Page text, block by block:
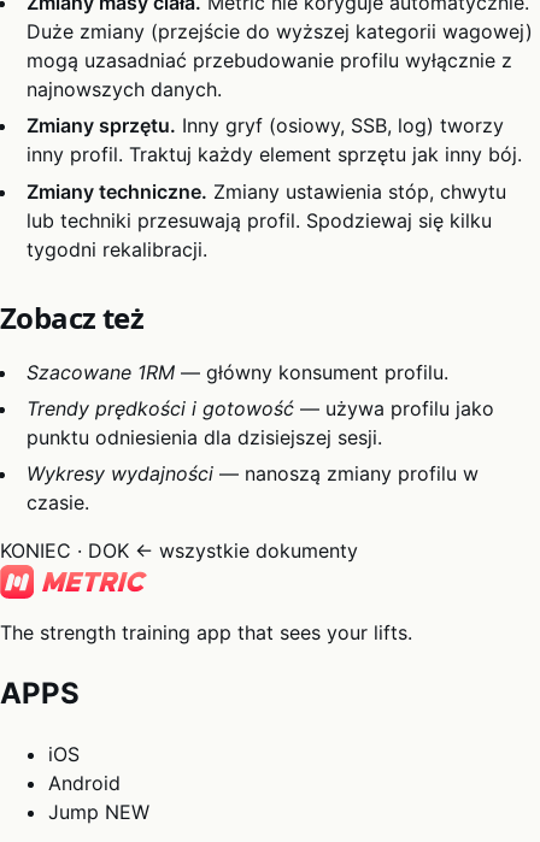
Duże zmiany (przejście do wyższej kategorii wagowej)
mogą uzasadniać przebudowanie profilu wyłącznie z
najnowszych danych.
Zmiany sprzętu. Inny gryf (osiowy, SSB, log) tworzy
inny profil. Traktuj każdy element sprzętu jak inny bój.
Zmiany techniczne. Zmiany ustawienia stóp, chwytu
lub techniki przesuwają profil. Spodziewaj się kilku
tygodni rekalibracji.
Zobacz też
Szacowane 1RM — główny konsument profilu.
Trendy prędkości i gotowość — używa profilu jako
punktu odniesienia dla dzisiejszej sesji.
Wykresy wydajności — nanoszą zmiany profilu w
czasie.
KONIEC · DOK ← wszystkie dokumenty
The strength training app that sees your lifts.
APPS
iOS
Android
Jump NEW